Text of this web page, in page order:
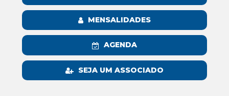
MENSALIDADES
AGENDA
SEJA UM ASSOCIADO